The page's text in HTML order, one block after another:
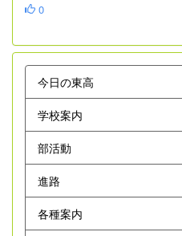
0
今日の東高
学校案内
部活動
進路
各種案内